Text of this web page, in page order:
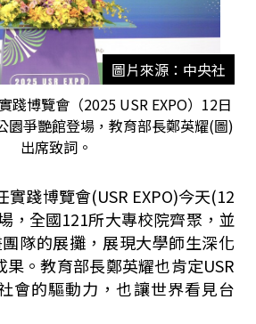
圖片來源：中央社
踐博覽會（2025 USR EXPO）12日
園爭艷館登場，教育部長鄭英耀(圖)
出席致詞。
實踐博覽會(USR EXPO)今天(12
，全國121所大專校院齊聚，並
隊的展攤，展現大學師生深化
果。教育部長鄭英耀也肯定USR
會的驅動力，也讓世界看見台